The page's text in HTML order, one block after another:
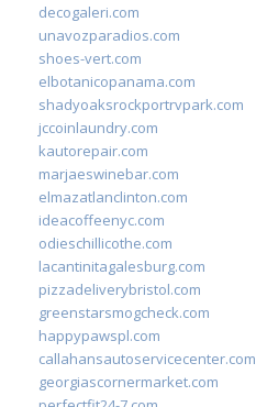
decogaleri.com
unavozparadios.com
shoes-vert.com
elbotanicopanama.com
shadyoaksrockportrvpark.com
jccoinlaundry.com
kautorepair.com
marjaeswinebar.com
elmazatlanclinton.com
ideacoffeenyc.com
odieschillicothe.com
lacantinitagalesburg.com
pizzadeliverybristol.com
greenstarsmogcheck.com
happypawspl.com
callahansautoservicecenter.com
georgiascornermarket.com